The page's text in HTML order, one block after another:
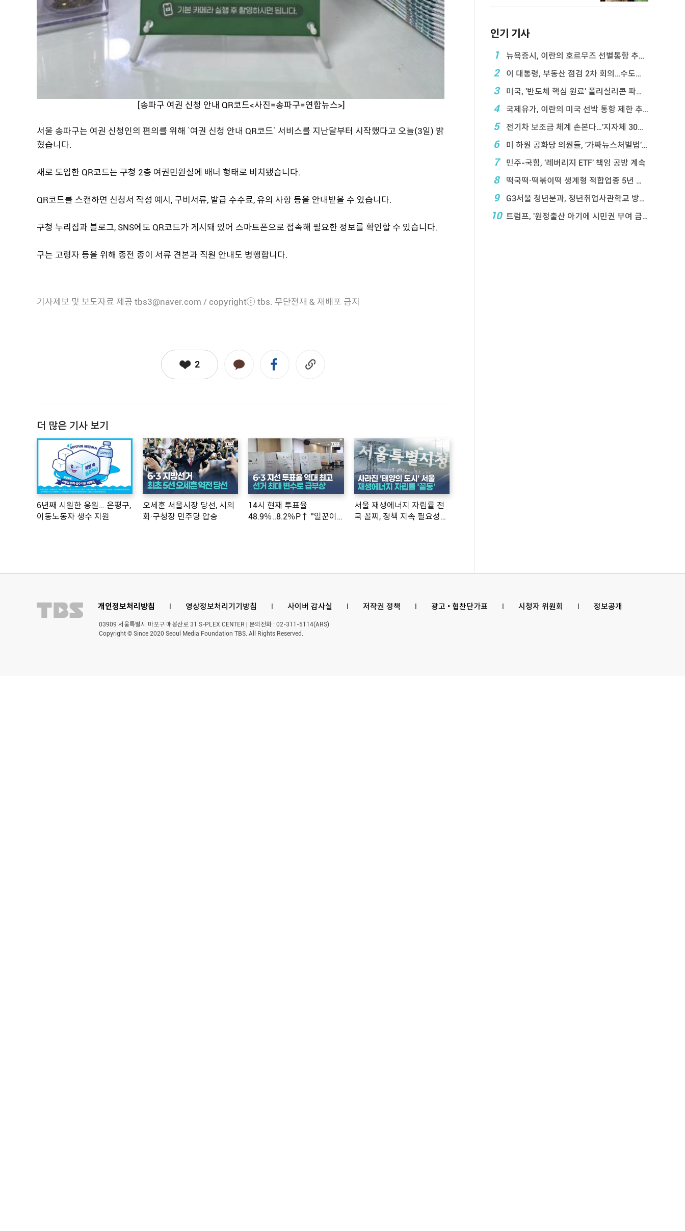
[송파구 여권 신청 안내 QR코드<사진=송파구=연합뉴스>]
서울 송파구는 여권 신청인의 편의를 위해 `여권 신청 안내 QR코드` 서비스를 지난달부터 시작했다고 오늘(3일) 밝
혔습니다.
새로 도입한 QR코드는 구청 2층 여권민원실에 배너 형태로 비치됐습니다.
QR코드를 스캔하면 신청서 작성 예시, 구비서류, 발급 수수료, 유의 사항 등을 안내받을 수 있습니다.
구청 누리집과 블로그, SNS에도 QR코드가 게시돼 있어 스마트폰으로 접속해 필요한 정보를 확인할 수 있습니다.
구는 고령자 등을 위해 종전 종이 서류 견본과 직원 안내도 병행합니다.
기사제보 및 보도자료 제공 tbs3@naver.com / copyrightⓒ tbs. 무단전재 & 재배포 금지
2
더 많은 기사 보기
6년째 시원한 응원… 은평구,
이동노동자 생수 지원
오세훈 서울시장 당선, 시의
회·구청장 민주당 압승
14시 현재 투표율
48.9％..8.2％P↑ "일꾼이
서울 재생에너지 자립률 전
국 꼴찌, 정책 지속 필요성
인기 기사
1
뉴욕증시, 이란의 호르무즈 선별통항 추진에 하락
2 이 대통령, 부동산 점검 2차 회의…수도권 공급대책 ...
3 미국, '반도체 핵심 원료' 폴리실리콘 파생상품에 ...
4 국제유가, 이란의 미국 선박 통항 제한 추진에 상승
5 전기차 보조금 체계 손본다…'지자체 30％ 매칭' ...
6 미 하원 공화당 의원들, '가짜뉴스처벌법' 항의 서한
7 민주-국힘, '레버리지 ETF' 책임 공방 계속
8 떡국떡·떡볶이떡 생계형 적합업종 5년 연장…대기업 ...
9 G3서울 청년분과, 청년취업사관학교 방문…성장 지원 ...
10 트럼프, '원정출산 아기에 시민권 부여 금지' 행정 ...
개인정보처리방침 l 영상정보처리기기방침 l 사이버 감사실 l 저작권 정책 l 광고 • 협찬단가표 l 시청자 위원회 l 정보공개
03909 서울특별시 마포구 매봉산로 31 S-PLEX CENTER | 문의전화 : 02-311-5114(ARS)
Copyright © Since 2020 Seoul Media Foundation TBS. All Rights Reserved.